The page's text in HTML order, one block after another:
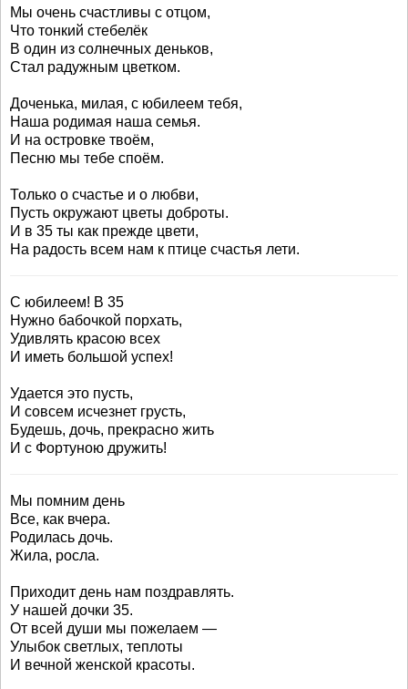
Мы очень счастливы с отцом,
Что тонкий стебелёк
В один из солнечных деньков,
Стал радужным цветком.
Доченька, милая, с юбилеем тебя,
Наша родимая наша семья.
И на островке твоём,
Песню мы тебе споём.
Только о счастье и о любви,
Пусть окружают цветы доброты.
И в 35 ты как прежде цвети,
На радость всем нам к птице счастья лети.
С юбилеем! В 35
Нужно бабочкой порхать,
Удивлять красою всех
И иметь большой успех!
Удается это пусть,
И совсем исчезнет грусть,
Будешь, дочь, прекрасно жить
И с Фортуною дружить!
Мы помним день
Все, как вчера.
Родилась дочь.
Жила, росла.
Приходит день нам поздравлять.
У нашей дочки 35.
От всей души мы пожелаем —
Улыбок светлых, теплоты
И вечной женской красоты.